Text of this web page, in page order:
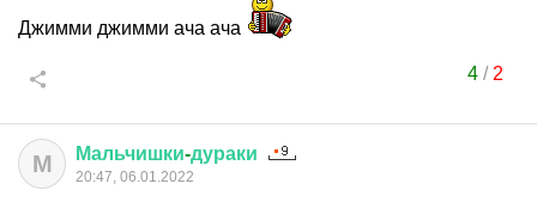
Джимми джимми ача ача
4/ 2
М Мальчишки-дураки
20:47, 06.01.2022